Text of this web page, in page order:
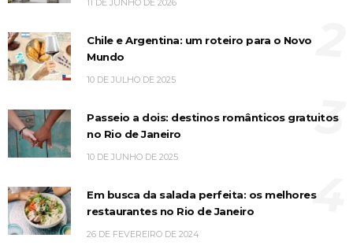
Chile e Argentina: um roteiro para o Novo
Mundo
10 DE JULHO DE 2025
Passeio a dois: destinos românticos gratuitos
no Rio de Janeiro
10 DE JUNHO DE 2025
3
Em busca da salada perfeita: os melhores
restaurantes no Rio de Janeiro
26 DE FEVEREIRO DE 2024
4